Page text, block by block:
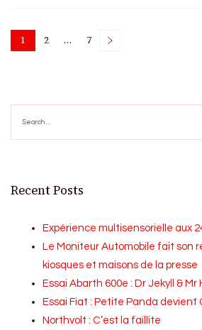
Posts
Page
1 Page
2 … Page
7
for:
Recent Posts
Expérience multisensorielle aux
Le Moniteur Automobile fait son
kiosques et maisons de la presse
Essai Abarth 600e : Dr Jekyll & Mr
Essai Fiat : Petite Panda devient
Northvolt : C’est la faillite